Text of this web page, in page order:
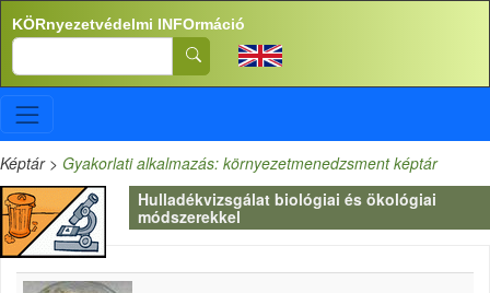
Ugrás a tartalomra
KÖRnyezetvédelmi INFOrmáció
Search
Képtár> Gyakorlati alkalmazás: környezetmenedzsment képtár
Hulladékvizsgálat biológiai és ökológiai
módszerekkel